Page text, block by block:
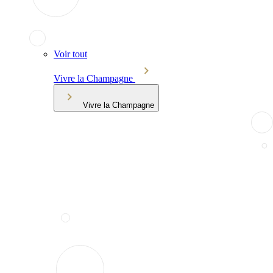
Voir tout
Vivre la Champagne
Vivre la Champagne